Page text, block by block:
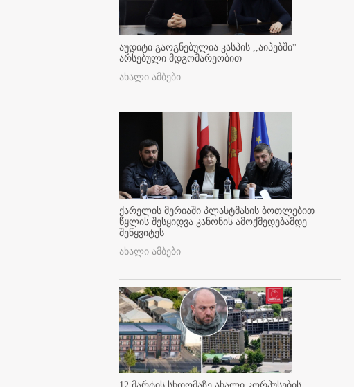
აუდიტი გაოგნებულია კასპის ,,აიპებში''
არსებული მდგომარეობით
ახალი ამბები
ქარელის მერიაში პლასტმასის ბოთლებით
წყლის შესყიდვა კანონის ამოქმედებამდე
შეწყვიტეს
ახალი ამბები